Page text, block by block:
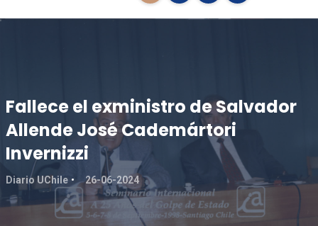
Fallece el exministro de Salvador
Allende José Cademártori
Invernizzi
Diario UChile 26-06-2024